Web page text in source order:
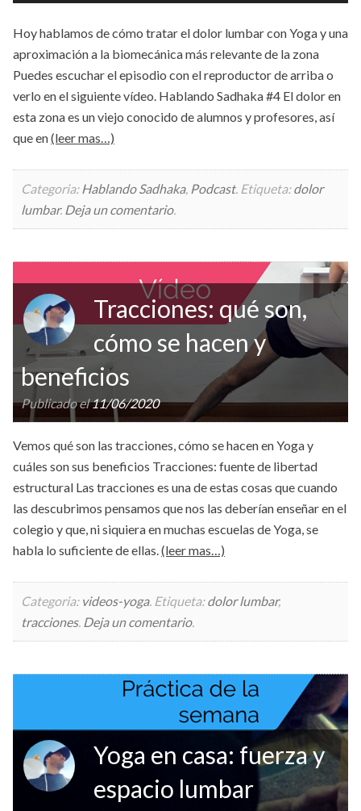
Hoy hablamos de cómo tratar el dolor lumbar con Yoga y una
aproximación a la biomecánica más relevante de la zona
Puedes escuchar el episodio con el reproductor de arriba o
verlo en el siguiente vídeo. Hablando Sadhaka #4 El dolor en
esta zona es un viejo conocido de alumnos y profesores, así
que en(leer mas…)
Categoria:Hablando Sadhaka, Podcast. Etiqueta:dolor
lumbar. Deja un comentario.
Tracciones: qué son,
cómo se hacen y
beneficios
Publicado el11/06/2020
Vemos qué son las tracciones, cómo se hacen en Yoga y
cuáles son sus beneficios Tracciones: fuente de libertad
estructural Las tracciones es una de estas cosas que cuando
las descubrimos pensamos que nos las deberían enseñar en el
colegio y que, ni siquiera en muchas escuelas de Yoga, se
habla lo suficiente de ellas.(leer mas…)
Categoria: videos-yoga. Etiqueta:dolor lumbar,
tracciones. Deja un comentario.
Yoga en casa: fuerza y
espacio lumbar